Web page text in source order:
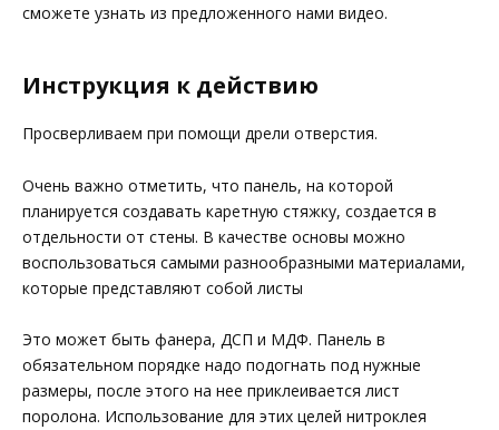
сможете узнать из предложенного нами видео.
Инструкция к действию
Просверливаем при помощи дрели отверстия.
Очень важно отметить, что панель, на которой
планируется создавать каретную стяжку, создается в
отдельности от стены. В качестве основы можно
воспользоваться самыми разнообразными материалами,
которые представляют собой листы
Это может быть фанера, ДСП и МДФ. Панель в
обязательном порядке надо подогнать под нужные
размеры, после этого на нее приклеивается лист
поролона. Использование для этих целей нитроклея